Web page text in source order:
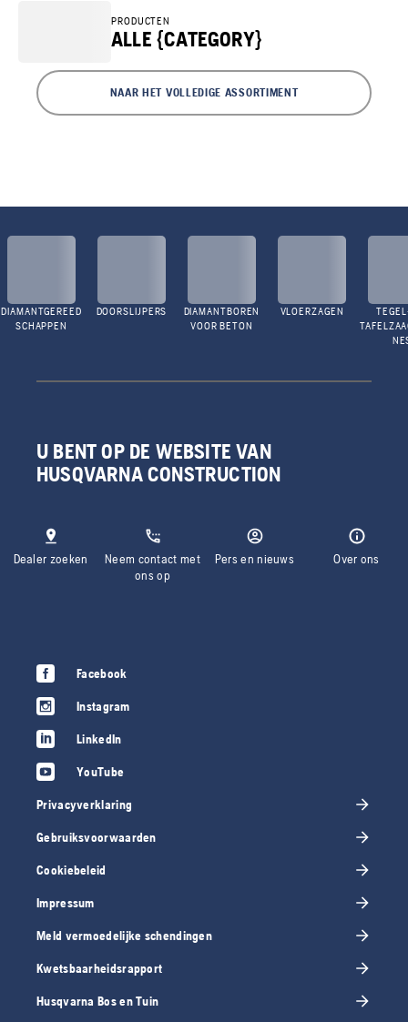
PRODUCTEN
ALLE {CATEGORY}
NAAR HET VOLLEDIGE ASSORTIMENT
DIAMANTGEREED
SCHAPPEN
DOORSLIJPERS
DIAMANTBOREN
VOOR BETON
VLOERZAGEN
U BENT OP DE WEBSITE VAN
HUSQVARNA CONSTRUCTION
Dealer zoeken
Neem contact met
ons op
Pers en nieuws Over ons
Facebook
Instagram
LinkedIn
YouTube
Privacyverklaring
Gebruiksvoorwaarden
Cookiebeleid
Impressum
Meld vermoedelijke schendingen
Kwetsbaarheidsrapport
Husqvarna Bos en Tuin